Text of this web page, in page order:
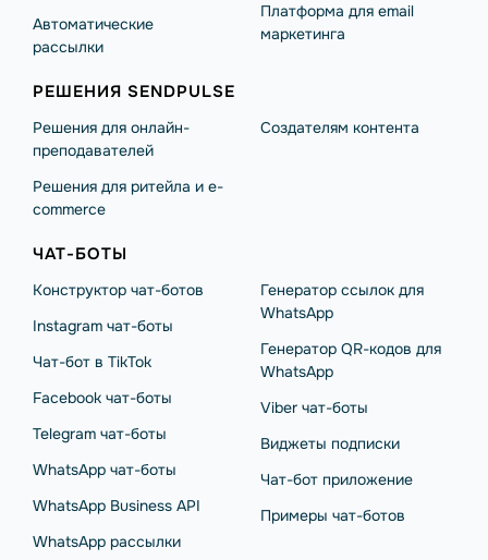
Автоматические
рассылки
Платформа для email
маркетинга
РЕШЕНИЯ SENDPULSE
Решения для онлайн-
преподавателей
Решения для ритейла и e-
commerce
Создателям контента
ЧАТ-БОТЫ
Конструктор чат-ботов
Instagram чат-боты
Чат-бот в TikTok
Facebook чат-боты
Telegram чат-боты
WhatsApp чат-боты
WhatsApp Business API
WhatsApp рассылки
Генератор ссылок для
WhatsApp
Генератор QR-кодов для
WhatsApp
Viber чат-боты
Виджеты подписки
Чат-бот приложение
Примеры чат-ботов